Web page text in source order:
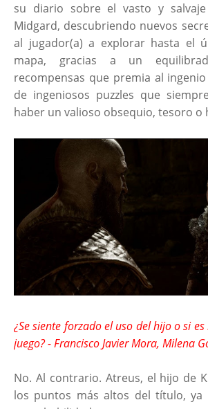
su diario sobre el vasto y
Midgard, descubriendo nuevos
al jugador(a) a explorar hasta el
mapa, gracias a un
recompensas que premia al
de ingeniosos puzzles que
haber un valioso obsequio, tesoro o
¿Se siente forzado el uso del hijo o si
juego? - Francisco Javier Mora, Milena
No. Al contrario. Atreus, el hijo de
los puntos más altos del título, ya